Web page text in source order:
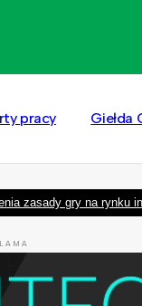
pracy Giełda
zasady gry na rynku